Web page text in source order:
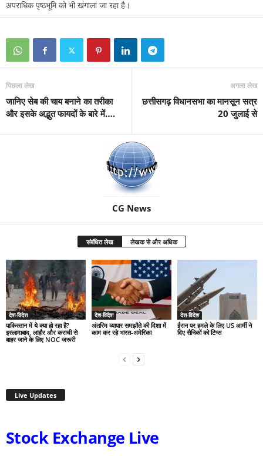
अपराधिक पृष्ठभूमि को भी खंगाला जा रहा है।
पिछला लेख
जानिए सेब की चाय बनाने का तरीका
और इसके अद्भुत फायदों के बारे में….
अगला लेख
छत्तीसगढ़ विधानसभा का मानसून सत्र
20 जुलाई से
CG News
संबंधित लेख लेखक से और अधिक
देश-विदेश
पाकिस्तान में ये क्या हो रहा है?
इस्लामाबाद, लाहौर और कराची से
बाहर जाने के लिए NOC जरूरी
देश-विदेश
अंतरिम व्यापार समझौते की दिशा में
काम कर रहे भारत-अमेरिका
देश-विदेश
ईरान पर हमले के लिए US आर्मी ने
दिए सैनिकों को टिप्स
Live Updates
Stock Exchange Live